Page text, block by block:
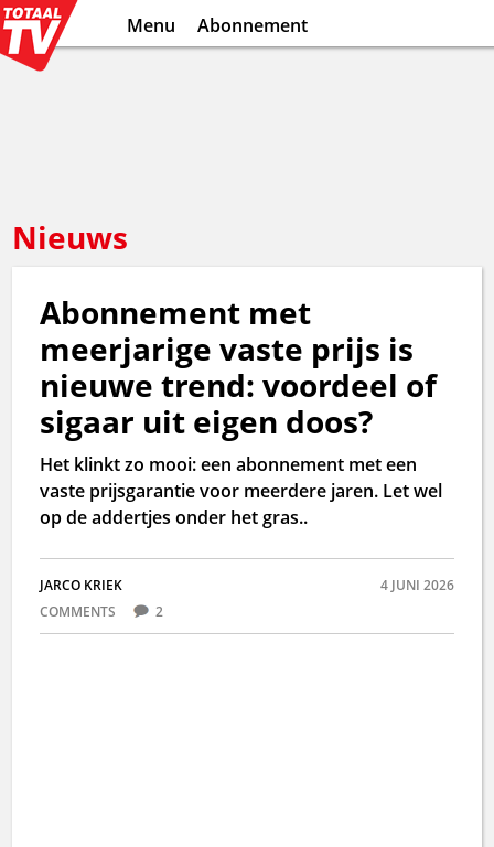
Menu Abonnement
Nieuws
Abonnement met
meerjarige vaste prijs is
nieuwe trend: voordeel of
sigaar uit eigen doos?
Het klinkt zo mooi: een abonnement met een
vaste prijsgarantie voor meerdere jaren. Let wel
op de addertjes onder het gras..
JARCO KRIEK
4 JUNI 2026
COMMENTS
2